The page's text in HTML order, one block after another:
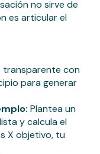
no sirve de
es articular el
transparente con
para generar
Plantea un
y calcula el
X objetivo, tu